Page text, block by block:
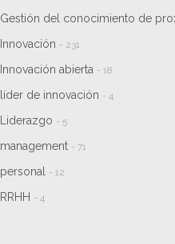
Gestión del conocimiento de
Innovación - 231
Innovación abierta - 18
líder de innovación - 4
Liderazgo - 5
management - 71
personal - 12
RRHH - 4